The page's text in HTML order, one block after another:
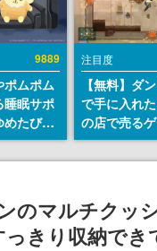
9889
ポムポム
睡眠サポ
めたび』
ラごとの
アラー
注目度
【無料】ダ
で手に入れ
の店で売る
『
Steamにて
記念したキ
のマルチクッ
きり収納で